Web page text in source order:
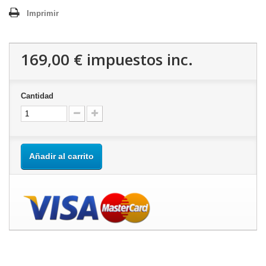
Imprimir
169,00 € impuestos inc.
Cantidad
Añadir al carrito